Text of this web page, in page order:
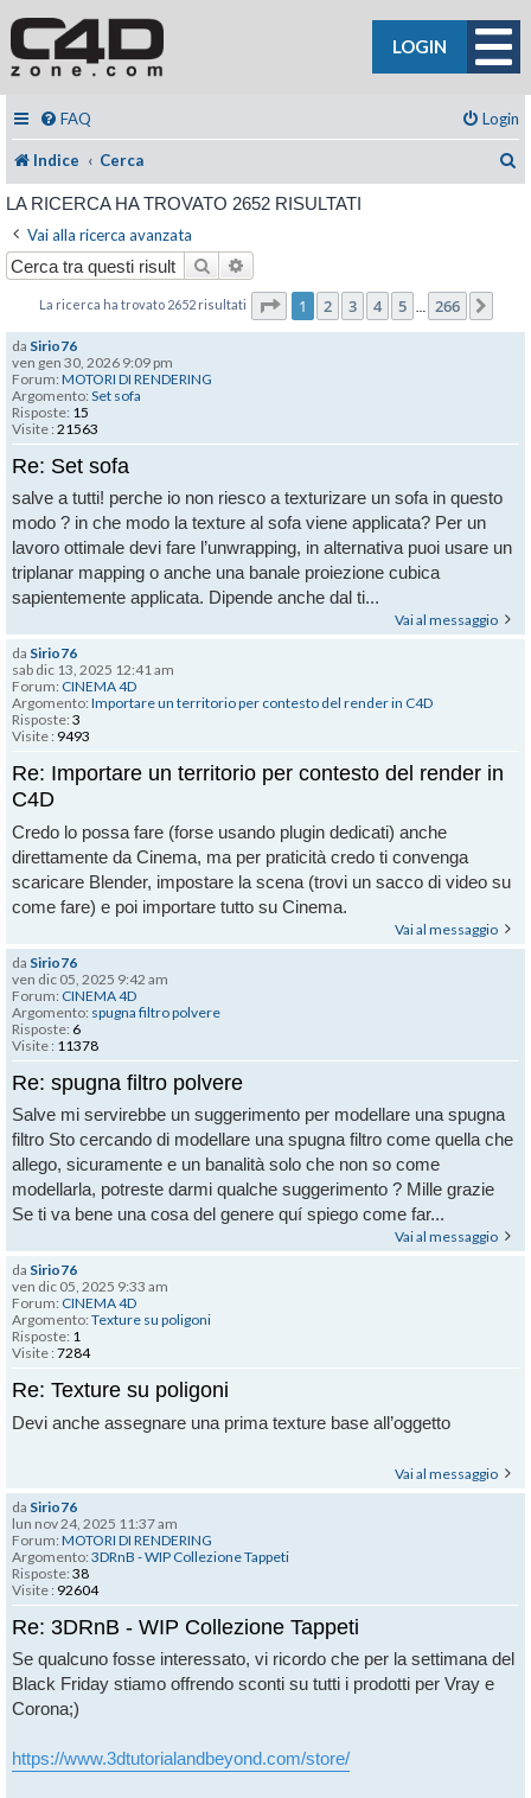
LOGIN
FAQ Login
Indice Cerca
LA RICERCA HA TROVATO 2652 RISULTATI
Vai alla ricerca avanzata
Cerca
La ricerca ha trovato 2652 risultati Pagina di 266
1 2 3 4 5 266
da Sirio76
ven gen 30, 2026 9:09 pm
Forum: MOTORI DI RENDERING
Argomento: Set sofa
Risposte: 15
Visite : 21563
Re: Set sofa
salve a tutti! perche io non riesco a texturizare un sofa in questo
modo ? in che modo la texture al sofa viene applicata? Per un
lavoro ottimale devi fare l’unwrapping, in alternativa puoi usare un
triplanar mapping o anche una banale proiezione cubica
sapientemente applicata. Dipende anche dal ti...
Vai al messaggio
da Sirio76
sab dic 13, 2025 12:41 am
Forum: CINEMA 4D
Argomento: Importare un territorio per contesto del render in C4D
Risposte: 3
Visite : 9493
Re: Importare un territorio per contesto del render in
C4D
Credo lo possa fare (forse usando plugin dedicati) anche
direttamente da Cinema, ma per praticità credo ti convenga
scaricare Blender, impostare la scena (trovi un sacco di video su
come fare) e poi importare tutto su Cinema.
Vai al messaggio
da Sirio76
ven dic 05, 2025 9:42 am
Forum: CINEMA 4D
Argomento: spugna filtro polvere
Risposte: 6
Visite : 11378
Re: spugna filtro polvere
Salve mi servirebbe un suggerimento per modellare una spugna
filtro Sto cercando di modellare una spugna filtro come quella che
allego, sicuramente e un banalità solo che non so come
modellarla, potreste darmi qualche suggerimento ? Mille grazie
Se ti va bene una cosa del genere quí spiego come far...
Vai al messaggio
da Sirio76
ven dic 05, 2025 9:33 am
Forum: CINEMA 4D
Argomento: Texture su poligoni
Risposte: 1
Visite : 7284
Re: Texture su poligoni
Devi anche assegnare una prima texture base all’oggetto
Vai al messaggio
da Sirio76
lun nov 24, 2025 11:37 am
Forum: MOTORI DI RENDERING
Argomento: 3DRnB - WIP Collezione Tappeti
Risposte: 38
Visite : 92604
Re: 3DRnB - WIP Collezione Tappeti
Se qualcuno fosse interessato, vi ricordo che per la settimana del
Black Friday stiamo offrendo sconti su tutti i prodotti per Vray e
Corona;)
https://www.3dtutorialandbeyond.com/store/